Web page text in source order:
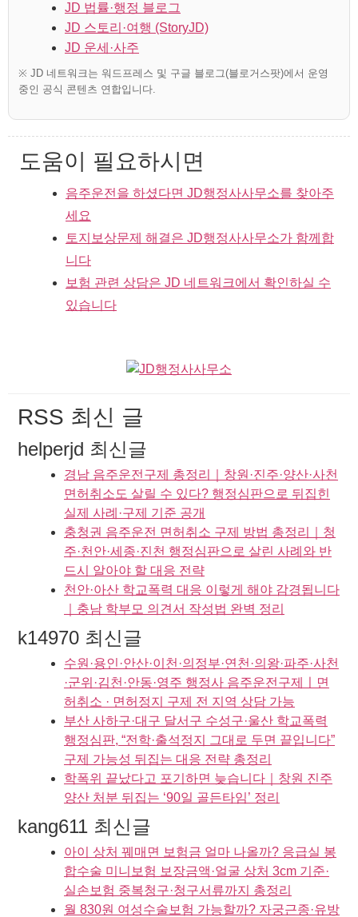
JD 법률·행정 블로그
JD 스토리·여행 (StoryJD)
JD 운세·사주
※ JD 네트워크는 워드프레스 및 구글 블로그(블로거스팟)에서 운영
중인 공식 콘텐츠 연합입니다.
도움이 필요하시면
음주운전을 하셨다면 JD행정사사무소를 찾아주
세요
토지보상문제 해결은 JD행정사사무소가 함께합
니다
보험 관련 상담은 JD 네트워크에서 확인하실 수
있습니다
RSS 최신 글
helperjd 최신글
경남 음주운전구제 총정리｜창원·진주·양산·사천
면허취소도 살릴 수 있다? 행정심판으로 뒤집힌
실제 사례·구제 기준 공개
충청권 음주운전 면허취소 구제 방법 총정리｜청
주·천안·세종·진천 행정심판으로 살린 사례와 반
드시 알아야 할 대응 전략
천안·아산 학교폭력 대응 이렇게 해야 감경됩니다
｜충남 학부모 의견서 작성법 완벽 정리
k14970 최신글
수원·용인·안산·이천·의정부·연천·의왕·파주·사천
·군위·김천·안동·영주 행정사 음주운전구제ㅣ면
허취소 · 면허정지 구제 전 지역 상담 가능
부산 사하구·대구 달서구 수성구·울산 학교폭력
행정심판, “전학·출석정지 그대로 두면 끝입니다”
구제 가능성 뒤집는 대응 전략 총정리
학폭위 끝났다고 포기하면 늦습니다｜창원 진주
양산 처분 뒤집는 ‘90일 골든타임’ 정리
kang611 최신글
아이 상처 꿰매면 보험금 얼마 나올까? 응급실 봉
합수술 미니보험 보장금액·얼굴 상처 3cm 기준·
실손보험 중복청구·청구서류까지 총정리
월 830원 여성수술보험 가능할까? 자궁근종·유방